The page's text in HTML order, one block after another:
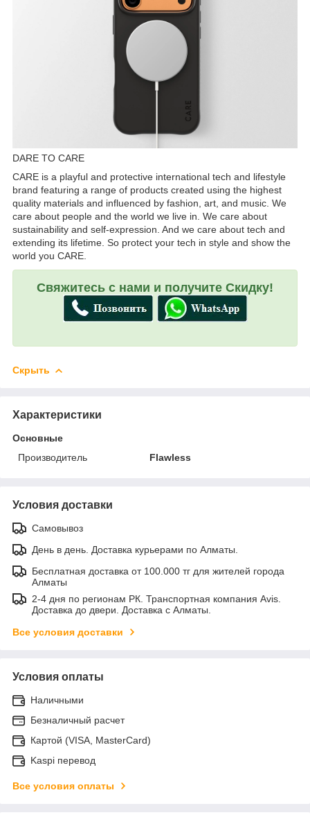
DARE TO CARE
CARE is a playful and protective international tech and lifestyle
brand featuring a range of products created using the highest
quality materials and influenced by fashion, art, and music. We
care about people and the world we live in. We care about
sustainability and self-expression. And we care about tech and
extending its lifetime. So protect your tech in style and show the
world you CARE.
Свяжитесь с нами и получите Скидку!
Скрыть
Характеристики
Основные
Производитель
Flawless
Условия доставки
Самовывоз
День в день. Доставка курьерами по Алматы.
Бесплатная доставка от 100.000 тг для жителей города
Алматы
2-4 дня по регионам РК. Транспортная компания Avis.
Доставка до двери. Доставка с Алматы.
Все условия доставки
Условия оплаты
Наличными
Безналичный расчет
Картой (VISA, MasterCard)
Kaspi перевод
Все условия оплаты